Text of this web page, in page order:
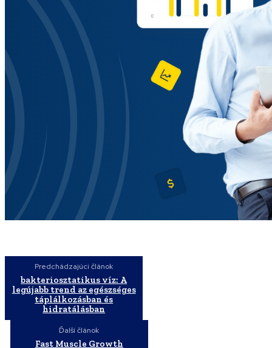
Predchádzajúci článok
bakteriosztatikus víz: A
legújabb trend az egészséges
táplálkozásban és
hidratálásban
Ďalší článok
Fast Muscle Growth